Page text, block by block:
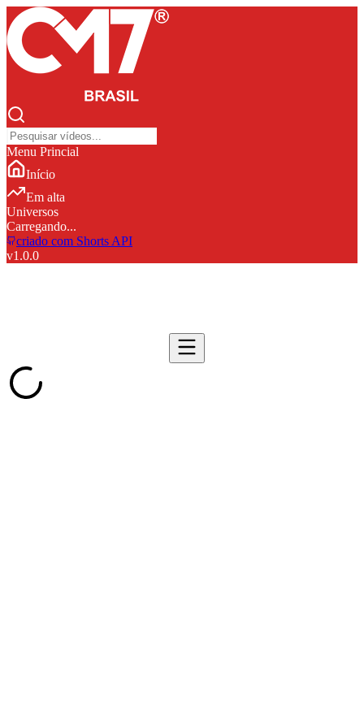
Menu Princial
Início
Em alta
Universos
Carregando...
criado com Shorts API
v1.0.0